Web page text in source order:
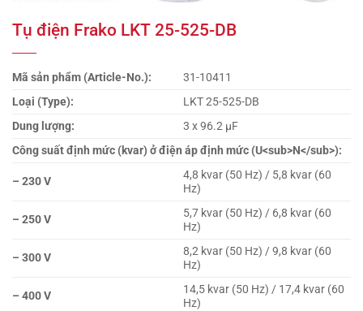
Tụ điện Frako LKT 25-525-DB
Mã sản phẩm (Article-No.):
31-10411
Loại (Type):
LKT 25-525-DB
Dung lượng:
3 x 96.2 µF
Công suất định mức (kvar) ở điện áp định mức (U<sub>N</sub>):
– 230 V
4,8 kvar (50 Hz) / 5,8 kvar (60
Hz)
– 250 V
5,7 kvar (50 Hz) / 6,8 kvar (60
Hz)
– 300 V
8,2 kvar (50 Hz) / 9,8 kvar (60
Hz)
– 400 V
14,5 kvar (50 Hz) / 17,4 kvar (60
Hz)